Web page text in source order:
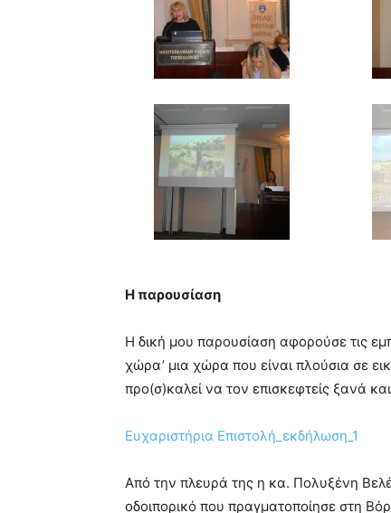
Η παρουσίαση
Η δική μου παρουσίαση αφορούσε τις
χώρα’ μια χώρα που είναι πλούσια σε
προ(σ)καλεί να τον επισκεφτείς ξανά
Ευχαριστήρια Επιστολή_εκδήλωση_1
Από την πλευρά της η κα. Πολυξένη
οδοιπορικό που πραγματοποίησε στη